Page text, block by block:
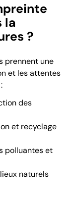
la
?
prennent une
et les attentes
des
et recyclage
polluantes et
naturels